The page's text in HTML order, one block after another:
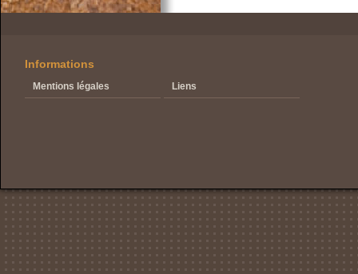
Informations
Mentions légales Liens